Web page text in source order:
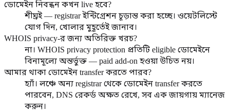
ডোমেইন নিবন্ধন কখন live হবে?
শীঘ্রই — registrar ইন্টিগ্রেশন চূড়ান্ত করা হচ্ছে। ওয়েটলিস্টে
যোগ দিন, খোলার মুহূর্তেই জানাব।
WHOIS privacy-র জন্য অতিরিক্ত খরচ?
না। WHOIS privacy protection প্রতিটি eligible ডোমেইনে
বিনামূল্যে অন্তর্ভুক্ত — paid add-on হওয়া উচিত নয়।
আমার থাকা ডোমেইন transfer করতে পারব?
হ্যাঁ। লঞ্চে অন্য registrar থেকে ডোমেইন transfer করতে
পারবেন, DNS রেকর্ড অক্ষত রেখে, সব এক জায়গায় ম্যানেজ
করুন।